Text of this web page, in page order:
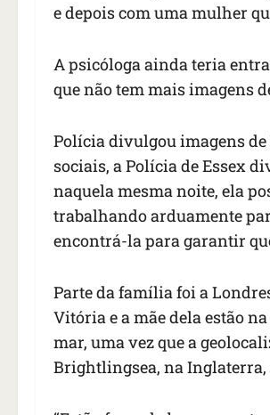
e depois com uma mulher
A psicóloga ainda teria
que não tem mais imagens
Polícia divulgou imagens
sociais, a Polícia de Essex
naquela mesma noite, ela
trabalhando arduamente
encontrá-la para garantir
Parte da família foi a
Vitória e a mãe dela estão
mar, uma vez que a
Brightlingsea, na Inglaterra,